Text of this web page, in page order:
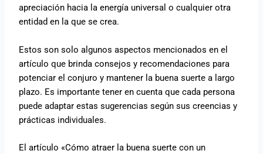
apreciación hacia la energía universal o cualquier otra
entidad en la que se crea.
Estos son solo algunos aspectos mencionados en el
artículo que brinda consejos y recomendaciones para
potenciar el conjuro y mantener la buena suerte a largo
plazo. Es importante tener en cuenta que cada persona
puede adaptar estas sugerencias según sus creencias y
prácticas individuales.
El artículo «Cómo atraer la buena suerte con un